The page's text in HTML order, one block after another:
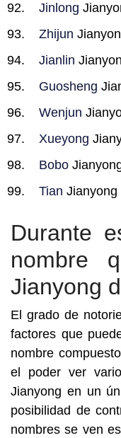
Jinlong
Zhijun
Jianlin
Guosheng
Wenjun
Xueyong
Bobo
Tian Jianyong
Durante
nombre
Jianyong
El grado de
factores que
nombre
el poder ver
Jianyong en un
posibilidad de
nombres se ven